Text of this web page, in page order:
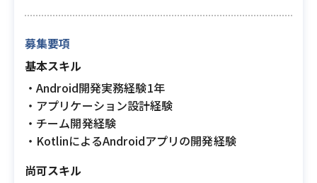
募集要項
基本スキル
・Android開発実務経験1年
・アプリケーション設計経験
・チーム開発経験
・KotlinによるAndroidアプリの開発経験
尚可スキル